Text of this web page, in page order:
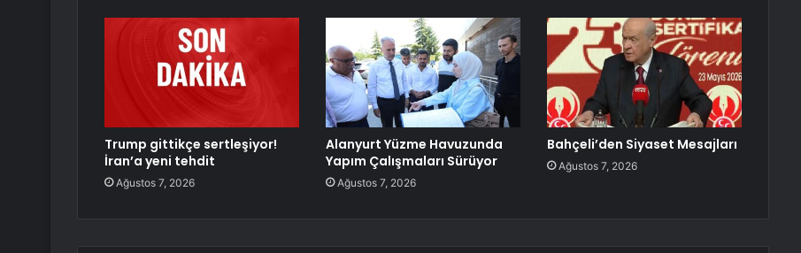
Trump gittikçe sertleşiyor!
İran’a yeni tehdit
Ağustos 7, 2026
Alanyurt Yüzme Havuzunda
Yapım Çalışmaları Sürüyor
Ağustos 7, 2026
Bahçeli’den Siyaset Mesajları
Ağustos 7, 2026